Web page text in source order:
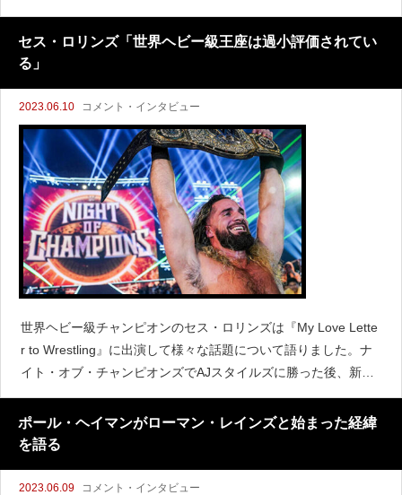
はまだ明らかとなっていません。スティーブンソンは『Associa
ted Press』のインタビューで、現在の状況
セス・ロリンズ「世界ヘビー級王座は過小評価されてい
る」
2023.06.10 コメント・インタビュー
世界ヘビー級チャンピオンのセス・ロリンズは『My Love Lette
r to Wrestling』に出演して様々な話題について語りました。ナ
イト・オブ・チャンピオンズでAJスタイルズに勝った後、新し
いタイトルをトリプルHから手渡されることになりました。ロリ
ンズはトリプルHとの世界ヘ
ポール・ヘイマンがローマン・レインズと始まった経緯
を語る
2023.06.09 コメント・インタビュー